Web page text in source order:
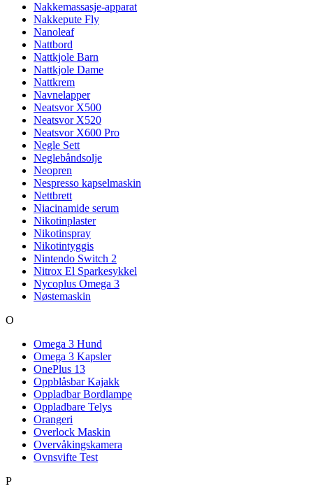
Nakkemassasje-apparat
Nakkepute Fly
Nanoleaf
Nattbord
Nattkjole Barn
Nattkjole Dame
Nattkrem
Navnelapper
Neatsvor X500
Neatsvor X520
Neatsvor X600 Pro
Negle Sett
Neglebåndsolje
Neopren
Nespresso kapselmaskin
Nettbrett
Niacinamide serum
Nikotinplaster
Nikotinspray
Nikotintyggis
Nintendo Switch 2
Nitrox El Sparkesykkel
Nycoplus Omega 3
Nøstemaskin
O
Omega 3 Hund
Omega 3 Kapsler
OnePlus 13
Oppblåsbar Kajakk
Oppladbar Bordlampe
Oppladbare Telys
Orangeri
Overlock Maskin
Overvåkingskamera
Ovnsvifte Test
P